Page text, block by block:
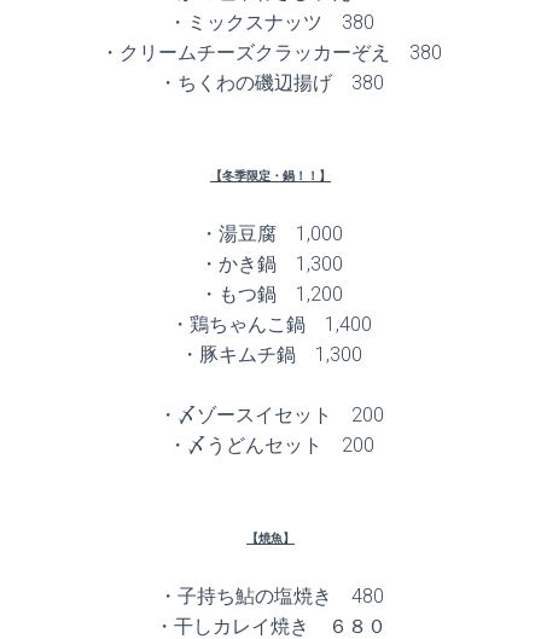
・ミックスナッツ 380
・クリームチーズクラッカーぞえ 380
・ちくわの磯辺揚げ 380
【冬季限定・鍋！！】
・湯豆腐 1,000
・かき鍋 1,300
・もつ鍋 1,200
・鶏ちゃんこ鍋 1,400
・豚キムチ鍋 1,300
・〆ゾースイセット 200
・〆うどんセット 200
【焼魚】
・子持ち鮎の塩焼き 480
・干しカレイ焼き ６８０